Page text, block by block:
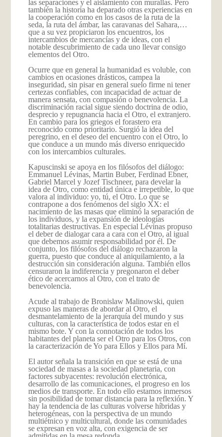
las separaciones y el aislamiento con murallas. Pero
también la historia ha deparado otras experiencias en
la cooperación como en los casos de la ruta de la
seda, la ruta del ámbar, las caravanas del Sahara,…
que a su vez propiciaron los encuentros, los
intercambios de mercancías y de ideas, con el
notable descubrimiento de cada uno llevar consigo
elementos del Otro.
Ocurre que en general la humanidad es voluble, con
cambios en ocasiones drásticos, campea la
inseguridad, sin pisar en general suelo firme ni tener
certezas confiables, con incapacidad de actuar de
manera sensata, con compasión o benevolencia. La
discriminación racial sigue siendo doctrina de odio,
desprecio y repugnancia hacia el Otro, el extranjero.
En cambio para los griegos el forastero era
reconocido como prioritario. Surgió la idea del
peregrino, en el deseo del encuentro con el Otro, lo
que conduce a un mundo más diverso enriquecido
con los intercambios culturales.
Kapuscinski se apoya en los filósofos del diálogo:
Emmanuel Lévinas, Martin Buber, Ferdinad Ebner,
Gabriel Marcel y Jozef Tischneer, para develar la
idea de Otro, como entidad única e irrepetible, lo que
valora al individuo: yo, tú, el Otro. Lo que se
contrapone a dos fenómenos del siglo XX: el
nacimiento de las masas que eliminó la separación de
los individuos, y la expansión de ideologías
totalitarias destructivas. En especial Lévinas propuso
el deber de dialogar cara a cara con el Otro, al igual
que debemos asumir responsabilidad por él. De
conjunto, los filósofos del diálogo rechazaron la
guerra, puesto que conduce al aniquilamiento, a la
destrucción sin consideración alguna. También ellos
censuraron la indiferencia y pregonaron el deber
ético de acercarnos al Otro, con el trato de
benevolencia.
Acude al trabajo de Bronislaw Malinowski, quien
expuso las maneras de abordar al Otro, el
desmantelamiento de la jerarquía del mundo y sus
culturas, con la característica de todos estar en el
mismo bote. Y con la connotación de todos los
habitantes del planeta ser el Otro para los Otros, con
la caracterización de Yo para Ellos y Ellos para Mí.
El autor señala la transición en que se está de una
sociedad de masas a la sociedad planetaria, con
factores subyacentes: revolución electrónica,
desarrollo de las comunicaciones, el progreso en los
medios de transporte. En todo ello estamos inmersos
sin posibilidad de tomar distancia para la reflexión. Y
hay la tendencia de las culturas volverse híbridas y
heterogéneas, con la perspectiva de un mundo
multiétnico y multicultural, donde las comunidades
se expresan en voz alta, con exigencia de ser